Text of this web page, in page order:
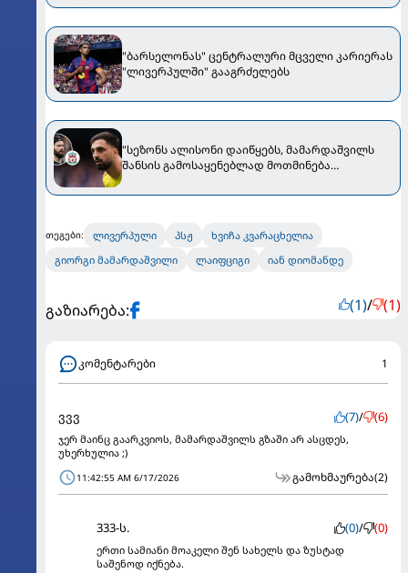
"ბარსელონას" ცენტრალური მცველი კარიერას
"ლივერპულში" გააგრძელებს
"სეზონს ალისონი დაიწყებს, მამარდაშვილს
შანსის გამოსაყენებლად მოთმინება
განაცხადა "ლივერპულის" ყოფილმა მეკარემ
თეგები: ლივერპული პსჟ
ხვიჩა კვარაცხელია
გიორგი მამარდაშვილი
ლაიფციგი იან დიომანდე
გაზიარება: (1)/ (1)
კომენტარები 1
ვვვ (7)/ (6)
ჯერ მაინც გაარკვიოს, მამარდაშვილს გზაში არ ასცდეს,
უხერხულია ;)
11:42:55 AM 6/17/2026 გამოხმაურება(2)
333-ს. (0)/ (0)
ერთი სამიანი მოაკელი შენ სახელს და ზუსტად
საშენოდ იქნება.